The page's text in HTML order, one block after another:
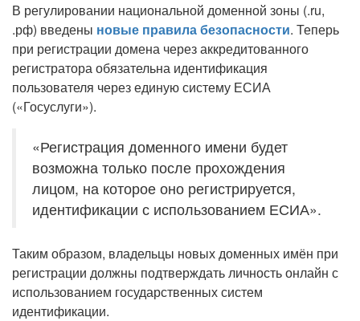
В регулировании национальной доменной зоны (.ru,
.рф) введены новые правила безопасности. Теперь
при регистрации домена через аккредитованного
регистратора обязательна идентификация
пользователя через единую систему ЕСИА
(«Госуслуги»).
«Регистрация доменного имени будет
возможна только после прохождения
лицом, на которое оно регистрируется,
идентификации с использованием ЕСИА».
Таким образом, владельцы новых доменных имён при
регистрации должны подтверждать личность онлайн с
использованием государственных систем
идентификации.